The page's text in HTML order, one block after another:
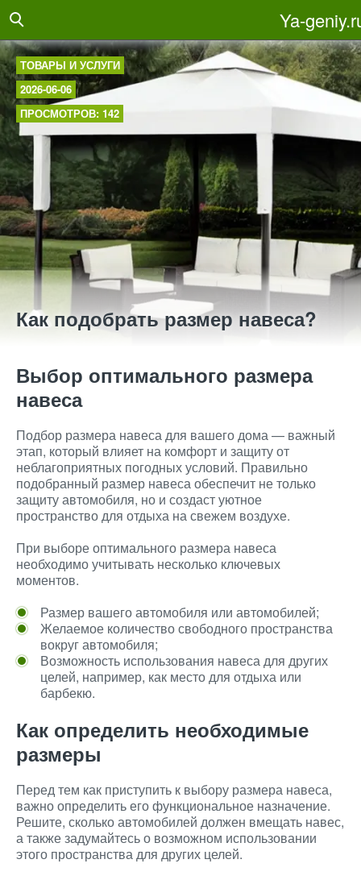
Ya-
ТОВАРЫ И УСЛУГИ
2026-06-06
ПРОСМОТРОВ: 142
Как подобрать размер навеса?
Выбор оптимального размера
навеса
Подбор размера навеса для вашего дома — важный
этап, который влияет на комфорт и защиту от
неблагоприятных погодных условий. Правильно
подобранный размер навеса обеспечит не только
защиту автомобиля, но и создаст уютное
пространство для отдыха на свежем воздухе.
При выборе оптимального размера навеса
необходимо учитывать несколько ключевых
моментов.
Размер вашего автомобиля или автомобилей;
Желаемое количество свободного пространства
вокруг автомобиля;
Возможность использования навеса для других
целей, например, как место для отдыха или
барбекю.
Как определить необходимые
размеры
Перед тем как приступить к выбору размера навеса,
важно определить его функциональное назначение.
Решите, сколько автомобилей должен вмещать навес,
а также задумайтесь о возможном использовании
этого пространства для других целей.